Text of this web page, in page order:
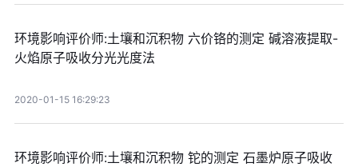
环境影响评价师:土壤和沉积物 六价铬的测定 碱溶液提取-
火焰原子吸收分光光度法
2020-01-15 16:29:23
环境影响评价师:土壤和沉积物 铊的测定 石墨炉原子吸收